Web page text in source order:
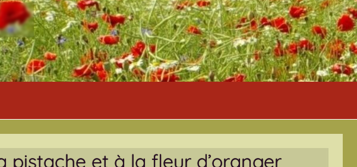
pistache et à la fleur d’oranger